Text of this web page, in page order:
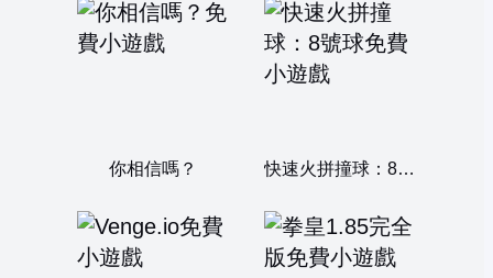
你相信嗎？ 快速火拼撞球：8號球